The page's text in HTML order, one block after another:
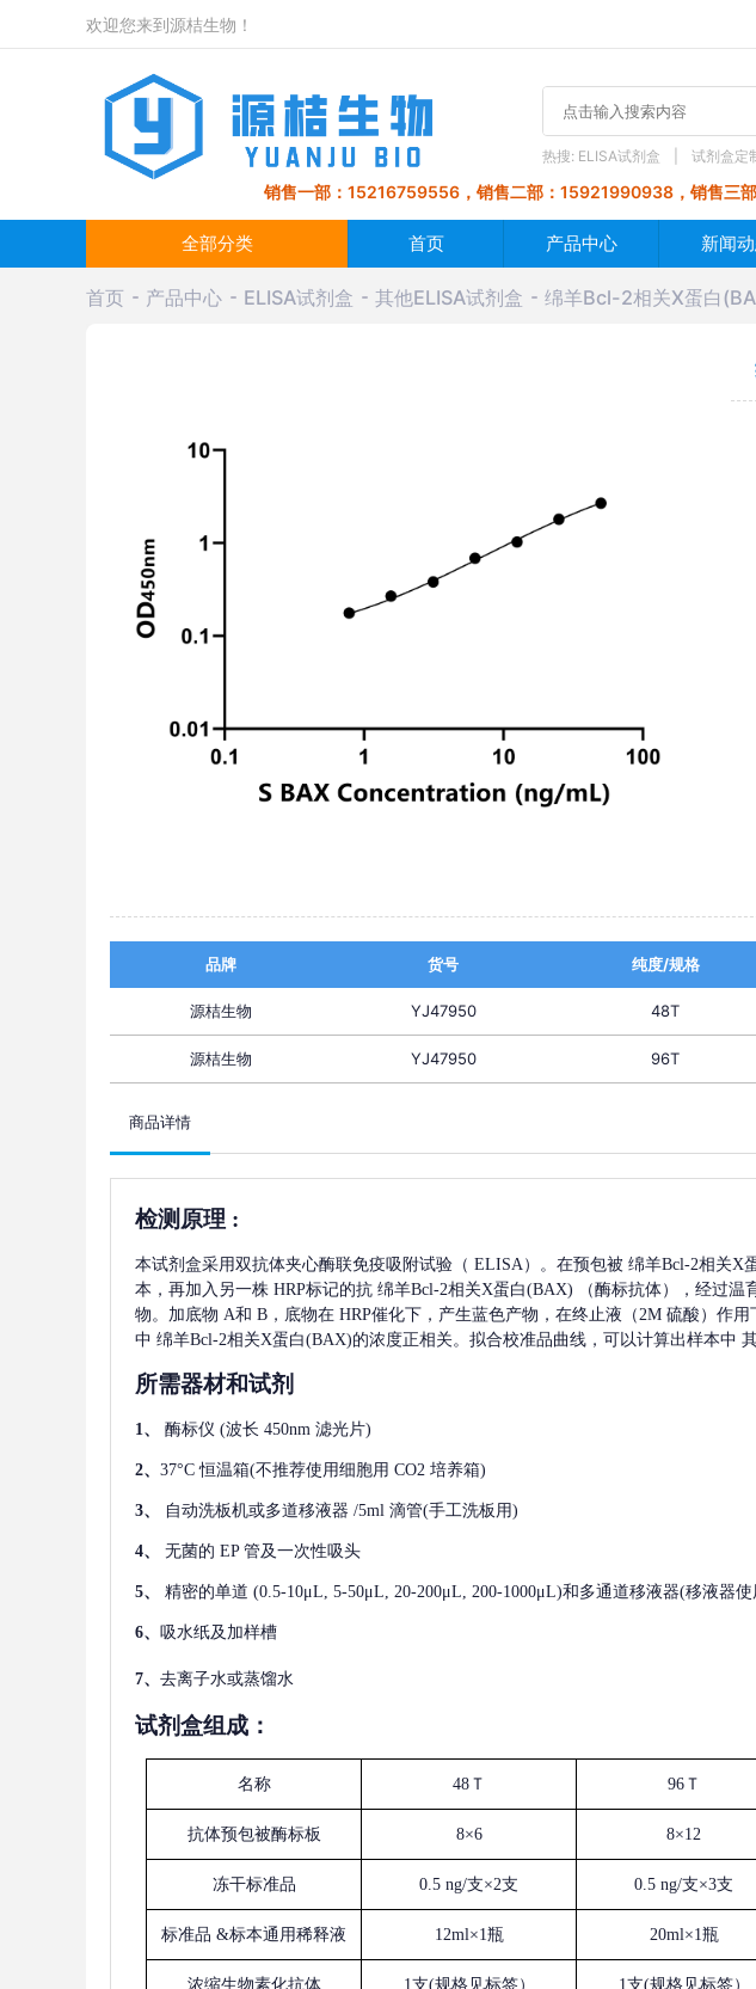
欢迎您来到源桔生物！
热搜: ELISA试剂盒 试剂盒定
销售一部：15216759556，销售二部：15921990938，销售三
全部分类 首页 产品中心 新闻
首页 产品中心 ELISA试剂盒 其他ELISA试剂盒 绵羊Bcl-2相关X蛋白
品牌 货号 纯度/规格
源桔生物 YJ47950 48T
源桔生物 YJ47950 96T
商品详情
检测原理 :
本试剂盒采用双抗体夹心酶联免疫吸附试验（ ELISA）。在预包被 绵羊Bcl-2相关X
本，再加入另一株 HRP标记的抗 绵羊Bcl-2相关X蛋白(BAX) （酶标抗体），经过
物。加底物 A和 B，底物在 HRP催化下，产生蓝色产物，在终止液（2M 硫酸）作
中 绵羊Bcl-2相关X蛋白(BAX)的浓度正相关。拟合校准品曲线，可以计算出样本中
所需器材和试剂
1、 酶标仪 (波长 450nm 滤光片)
2、 37°C 恒温箱(不推荐使用细胞用 CO2 培养箱)
3、 自动洗板机或多道移液器 /5ml 滴管(手工洗板用)
4、 无菌的 EP 管及一次性吸头
5、 精密的单道 (0.5-10μL, 5-50μL, 20-200μL, 200-1000μL)和多通道移液器(移液器使
6、 吸水纸及加样槽
7、 去离子水或蒸馏水
试剂盒组成：
名称 48Ｔ 96Ｔ
抗体预包被酶标板 8×6 8×12
冻干标准品 0.5 ng/支×2支 0.5 ng/支×3支
标准品 &标本通用稀释液 12ml×1瓶 20ml×1瓶
浓缩生物素化抗体 1支(规格见标签） 1支(规格见标签）